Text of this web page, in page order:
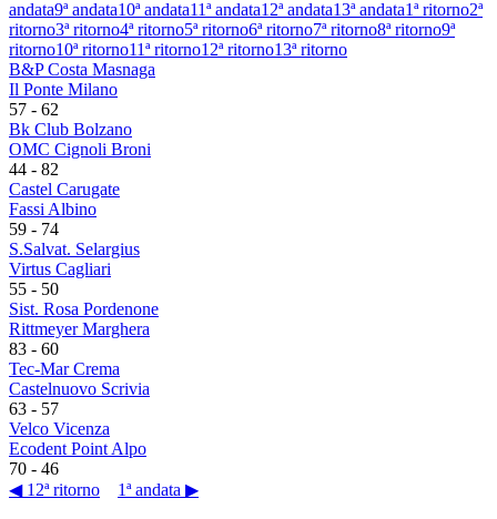
andata9ª andata10ª andata11ª andata12ª andata13ª andata1ª ritorno2ª
ritorno3ª ritorno4ª ritorno5ª ritorno6ª ritorno7ª ritorno8ª ritorno9ª
ritorno10ª ritorno11ª ritorno12ª ritorno13ª ritorno
B&P Costa Masnaga
Il Ponte Milano
57 - 62
Bk Club Bolzano
OMC Cignoli Broni
44 - 82
Castel Carugate
Fassi Albino
59 - 74
S.Salvat. Selargius
Virtus Cagliari
55 - 50
Sist. Rosa Pordenone
Rittmeyer Marghera
83 - 60
Tec-Mar Crema
Castelnuovo Scrivia
63 - 57
Velco Vicenza
Ecodent Point Alpo
70 - 46
◀ 12ª ritorno
1ª andata ▶